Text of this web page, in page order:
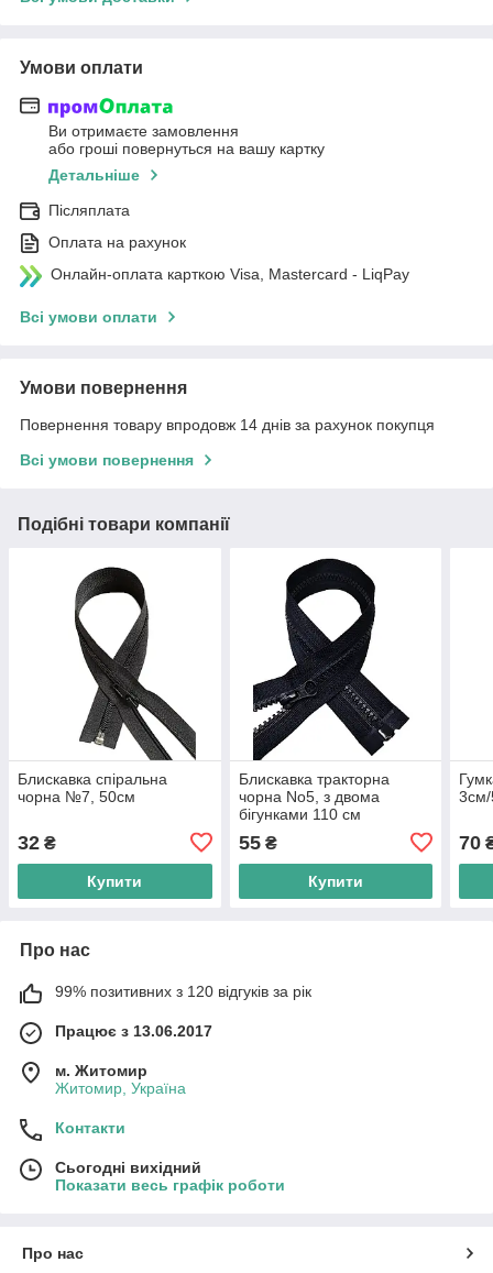
Умови оплати
Ви отримаєте замовлення
або гроші повернуться на вашу картку
Детальніше
Післяплата
Оплата на рахунок
Онлайн-оплата карткою Visa, Mastercard - LiqPay
Всі умови оплати
Умови повернення
Повернення товару впродовж 14 днів за рахунок покупця
Всі умови повернення
Подібні товари компанії
Блискавка спіральна
чорна №7, 50см
32 ₴
Купити
Блискавка тракторна
чорна No5, з двома
бігунками 110 см
55₴
Купити
70
Про нас
99% позитивних з 120 відгуків за рік
Працює з 13.06.2017
м. Житомир
Житомир, Україна
Контакти
Сьогодні вихідний
Показати весь графік роботи
Про нас